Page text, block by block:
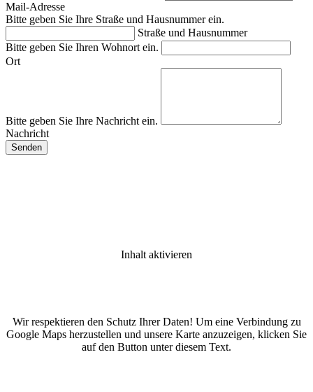
Mail-Adresse
Bitte geben Sie Ihre Straße und Hausnummer ein.
Straße und Hausnummer
Bitte geben Sie Ihren Wohnort ein.
Ort
Bitte geben Sie Ihre Nachricht ein.
Nachricht
Wir respektieren den Schutz Ihrer Daten! Um eine Verbindung zu
Google Maps herzustellen und unsere Karte anzuzeigen, klicken Sie
auf den Button unter diesem Text.
Inhalt aktivieren